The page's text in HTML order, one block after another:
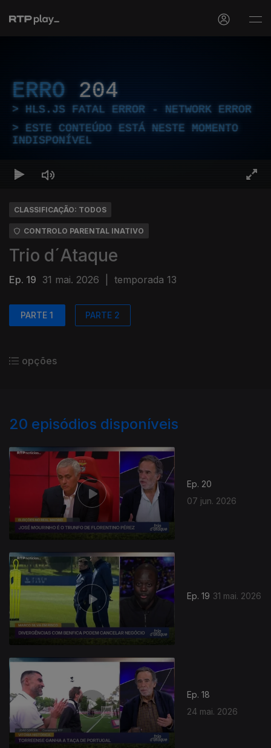
ERRO 204
HLS.JS FATAL ERROR - NETWORK ERROR
ESTE CONTEÚDO ESTÁ NESTE MOMENTO
INDISPONÍVEL
CLASSIFICAÇÃO: TODOS
CONTROLO PARENTAL INATIVO
Trio d´Ataque
Ep. 19 31 mai. 2026 temporada 13
PARTE 1 PARTE 2
opções
20 episódios disponíveis
Ep. 20
07 jun. 2026
Ep. 19 31 mai. 2026
Ep. 18
24 mai. 2026